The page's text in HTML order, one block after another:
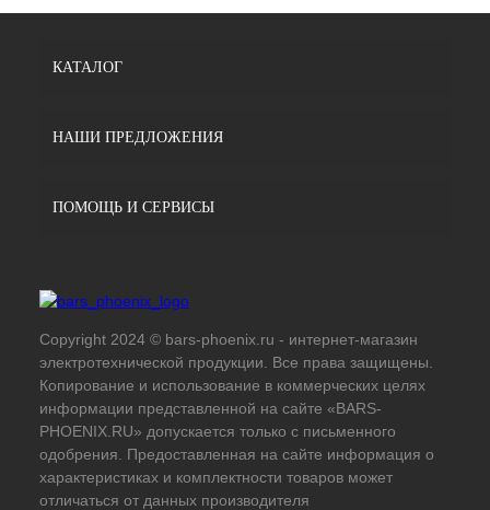
КАТАЛОГ
НАШИ ПРЕДЛОЖЕНИЯ
ПОМОЩЬ И СЕРВИСЫ
Copyright 2024 © bars-phoenix.ru - интернет-магазин
электротехнической продукции. Все права защищены.
Копирование и использование в коммерческих целях
информации представленной на сайте «BARS-
PHOENIX.RU» допускается только с письменного
одобрения. Предоставленная на сайте информация о
характеристиках и комплектности товаров может
отличаться от данных производителя